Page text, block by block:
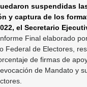
suspendidas
y captura de los
el Secretario
Final elaborado
Federal de Electores,
de firmas de
de Mandato y